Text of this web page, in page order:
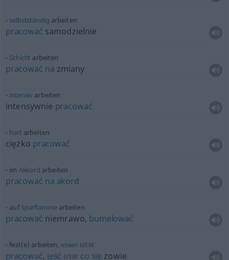
selbstständig arbeiten
pracować samodzielnie
Schicht arbeiten
pracować na zmiany
intensiv arbeiten
intensywnie pracować
hart arbeiten
ciężko pracować
im Akkord arbeiten
pracować na akord
aufSparflammearbeiten
pracować niemrawo, bumelować
fest(e) arbeiten, essen usw
pracować, jeść uswco się zowie